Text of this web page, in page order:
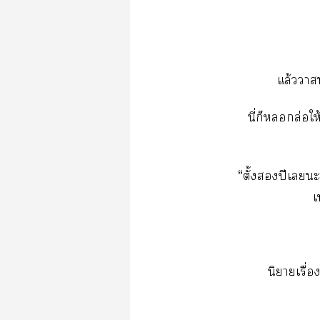
แล้วา
นี่ก็ล่อใ
“ตั้งปีเ
นิยายเรื่